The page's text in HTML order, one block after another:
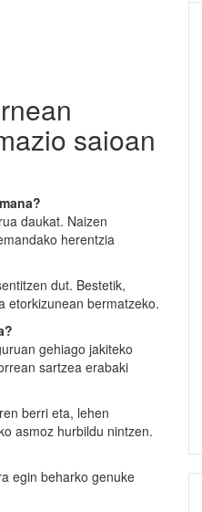
saioan
daukat. Naizen
herentzia
dut. Bestetik,
etorkizunean bermatzeko.
gehiago jakiteko
sartzea erabaki
berri eta, lehen
asmoz hurbildu nintzen.
egin beharko genuke